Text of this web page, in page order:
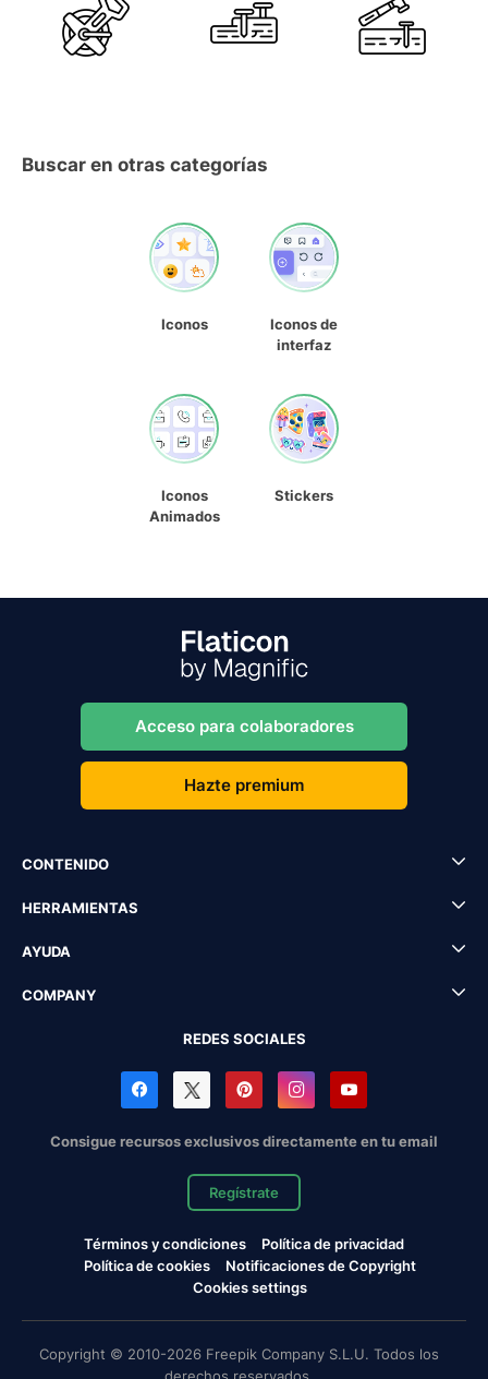
Buscar en otras categorías
Iconos
Iconos de
interfaz
Iconos
Animados
Stickers
Acceso para colaboradores
Hazte premium
CONTENIDO
HERRAMIENTAS
AYUDA
COMPANY
REDES SOCIALES
Consigue recursos exclusivos directamente en tu email
Regístrate
Términos y condiciones
Política de privacidad
Política de cookies
Notificaciones de Copyright
Cookies settings
Copyright © 2010-2026 Freepik Company S.L.U. Todos los